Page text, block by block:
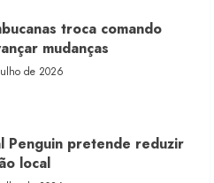
troca comando
mudanças
de 2026
Penguin pretende reduzir
local